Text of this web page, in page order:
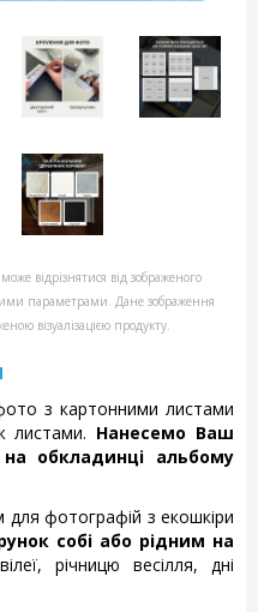
відрізнятися від зображеного
параметрами. Дане зображення
візуалізацією продукту.
з картонними листами
листами. Нанесемо Ваш
обкладинці альбому
фотографій з екошкіри
собі або рідним на
річницю весілля, дні